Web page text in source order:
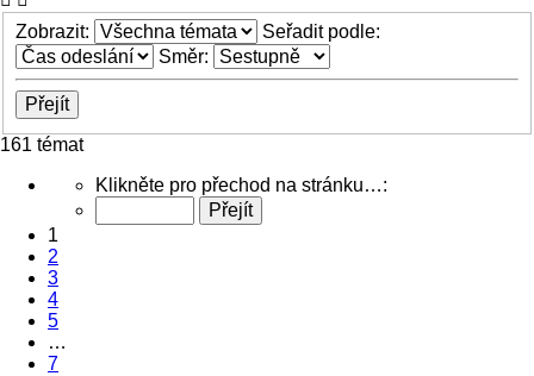
Zobrazit:
Seřadit podle:
Směr:
161 témat
Stránka
z
7
Klikněte pro přechod na stránku…:
1
2
3
4
5
…
7